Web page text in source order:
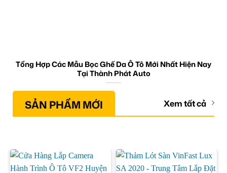
Tổng Hợp Các Mẫu Bọc Ghế Da Ô Tô Mới Nhất Hiện Nay
Tại Thành Phát Auto
SẢN PHẨM MỚI Xem tất cả